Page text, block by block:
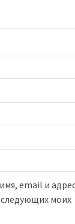
email и
моих